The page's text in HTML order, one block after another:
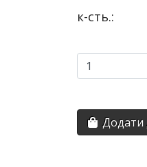
к-сть.:
Додати